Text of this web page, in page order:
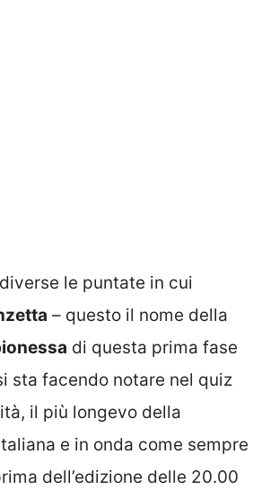
le puntate in cui
– questo il nome della
di questa prima fase
sta facendo notare nel quiz
il più longevo della
e in onda come sempre
dell’edizione delle 20.00